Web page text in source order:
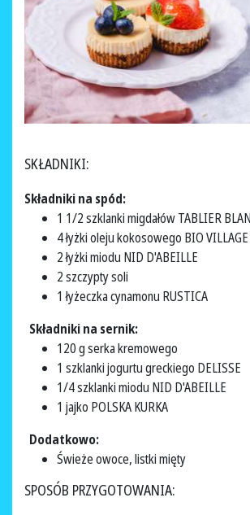
SKŁADNIKI:
Składniki na spód:
1 1/2 szklanki migdałów TABLIER
4 łyżki oleju kokosowego BIO VILLAGE
2 łyżki miodu NID D'ABEILLE
2 szczypty soli
1 łyżeczka cynamonu RUSTICA
Składniki na sernik:
120 g serka kremowego
1 szklanki jogurtu greckiego DELISSE
1/4 szklanki miodu NID D'ABEILLE
1 jajko POLSKA KURKA
Dodatkowo:
Świeże owoce, listki mięty
SPOSÓB PRZYGOTOWANIA: